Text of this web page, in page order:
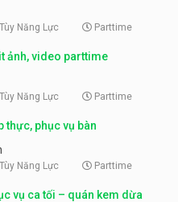
Năng Lực Parttime
ảnh, video parttime
Năng Lực Parttime
thực, phục vụ bàn
Năng Lực Parttime
vụ ca tối – quán kem dừa